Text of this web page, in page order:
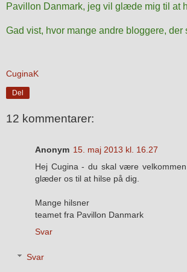
Pavillon Danmark, jeg vil glæde mig til at
Gad vist, hvor mange andre bloggere, der
CuginaK
Del
12 kommentarer:
Anonym 15. maj 2013 kl. 16.27
Hej Cugina - du skal være
glæder os til at hilse på dig.
Mange hilsner
teamet fra Pavillon Danmark
Svar
Svar